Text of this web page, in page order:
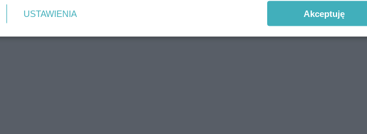
USTAWIENIA Akceptuję